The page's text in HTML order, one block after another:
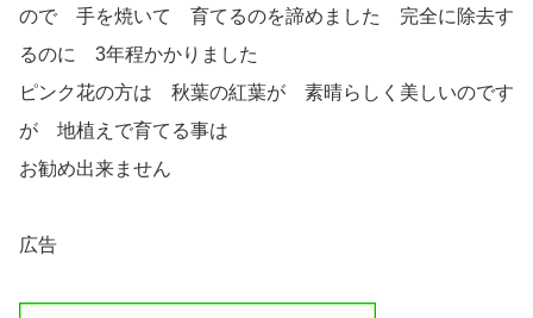
ので 手を焼いて 育てるのを諦めました 完全に除去す
るのに 3年程かかりました
ピンク花の方は 秋葉の紅葉が 素晴らしく美しいのです
が 地植えで育てる事は
お勧め出来ません
広告